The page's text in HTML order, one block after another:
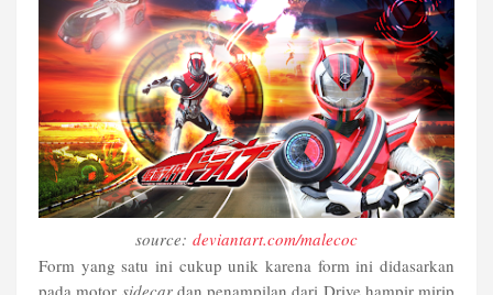
source: deviantart.com/malecoc
Form yang satu ini cukup unik karena form ini didasarkan
pada motor sidecar dan penampilan dari Drive hampir mirip